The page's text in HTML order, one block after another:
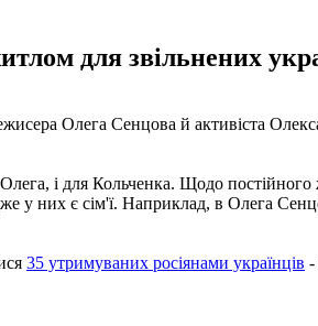
для звільнених
Олега Сенцова й активіста
і для Кольченка. Щодо
у них є сім'ї. Наприклад, в Олега
35 утримуваних росіянами українців -